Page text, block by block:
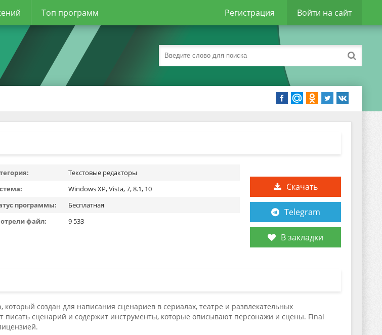
Топ программ Регистрация Войти на сайт
Скачать
Telegram
В закладки
Текстовые редакторы
Windows XP, Vista, 7, 8.1, 10
программы:
Бесплатная
файл:
9 533
который создан для написания сценариев в сериалах, театре и развлекательных
писать сценарий и содержит инструменты, которые описывают персонажи и сцены. Final